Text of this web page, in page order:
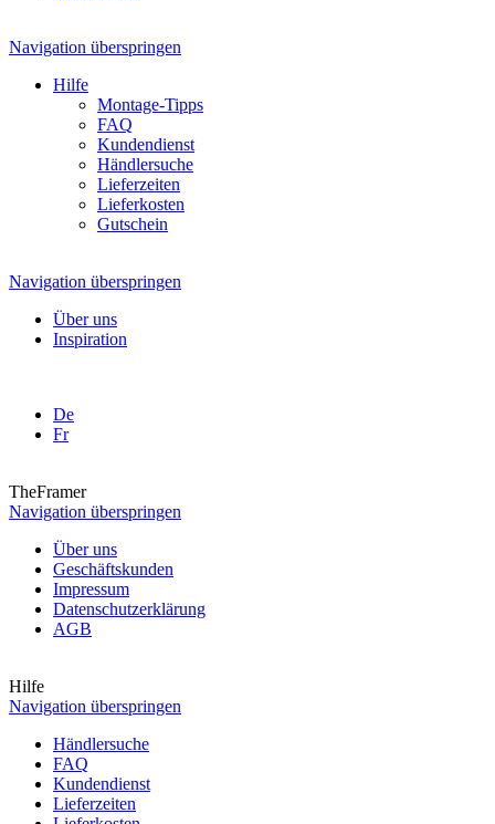
Navigation überspringen
Hilfe
Montage-Tipps
FAQ
Kundendienst
Händlersuche
Lieferzeiten
Lieferkosten
Gutschein
Navigation überspringen
Über uns
Inspiration
De
Fr
TheFramer
Navigation überspringen
Über uns
Geschäftskunden
Impressum
Datenschutzerklärung
AGB
Hilfe
Navigation überspringen
Händlersuche
FAQ
Kundendienst
Lieferzeiten